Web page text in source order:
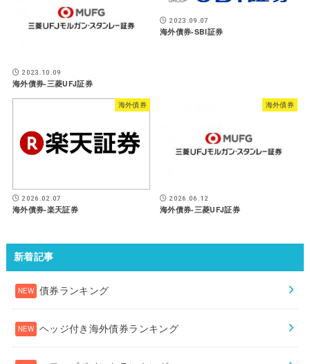
2023.10.09
海外債券-三菱UFJ証券
2023.09.07
海外債券-SBI証券
海外債券
2026.02.07
海外債券-楽天証券
海外債券
2026.06.12
海外債券-三菱UFJ証券
新着記事
債券ランキング
ヘッジ付き海外債券ランキング